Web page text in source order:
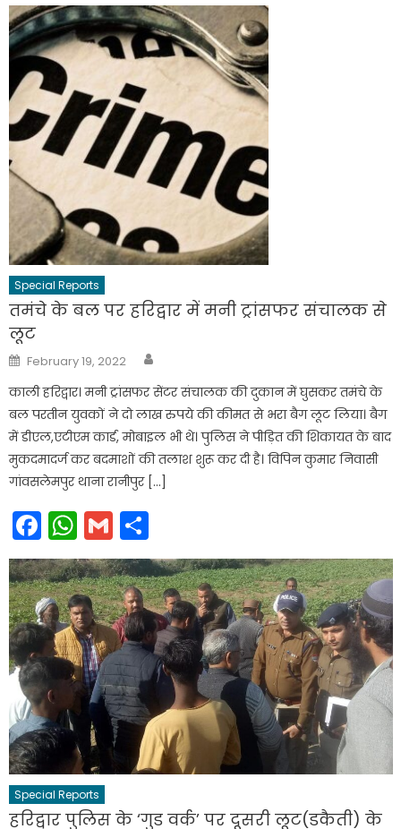
Special Reports
तमंचे के बल पर हरिद्वार में मनी ट्रांसफर संचालक से
लूट
Posted
on
February 19, 2022
काली हरिद्वार। मनी ट्रांसफर सेंटर संचालक की दुकान में घुसकर तमंचे के
बल परतीन युवकों ने दो लाख रुपये की कीमत से भरा बैग लूट लिया। बैग
में डीएल,एटीएम कार्ड, मोबाइल भी थे। पुलिस ने पीड़ित की शिकायत के बाद
मुकदमादर्ज कर बदमाशों की तलाश शुरू कर दी है। विपिन कुमार निवासी
गांवसलेमपुर थाना रानीपुर […]
Facebook
WhatsApp
Gmail
Special Reports
हरिद्वार पुलिस के ‘गुड वर्क’ पर दूसरी लूट(डकैती) के